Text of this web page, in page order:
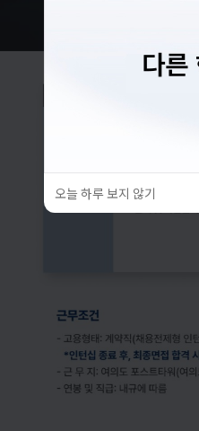
오늘 하루 보지 않기